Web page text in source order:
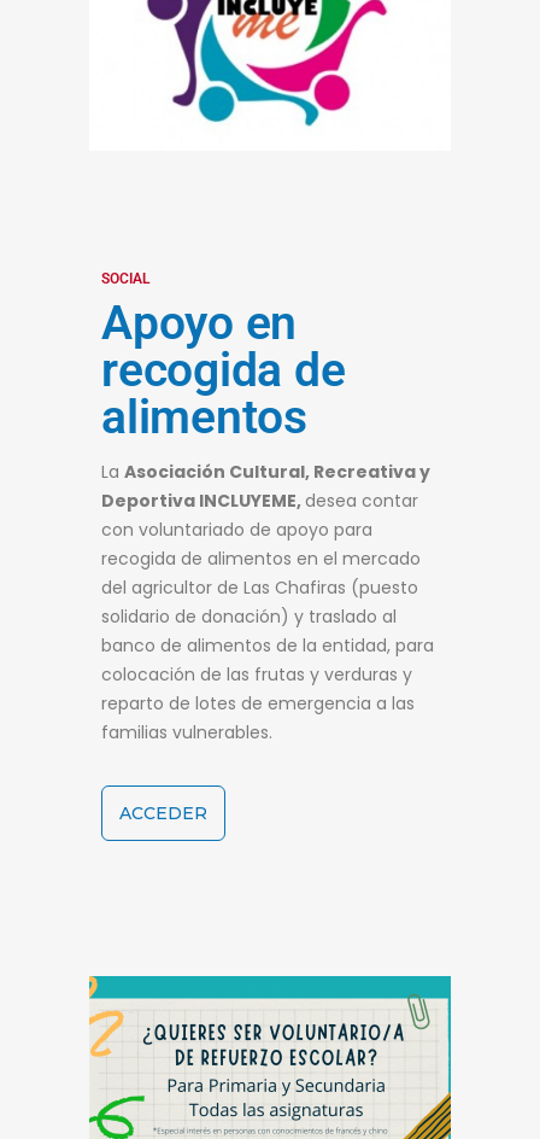
SOCIAL
Apoyo en
recogida de
alimentos
La Asociación Cultural, Recreativa y
Deportiva INCLUYEME,desea contar
con voluntariado de apoyo para
recogida de alimentos en el mercado
del agricultor de Las Chafiras (puesto
solidario de donación) y traslado al
banco de alimentos de la entidad, para
colocación de las frutas y verduras y
reparto de lotes de emergencia a las
familias vulnerables.
ACCEDER